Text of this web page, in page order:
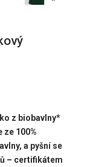
z biobavlny*
100%
a pyšní se
– certifikátem